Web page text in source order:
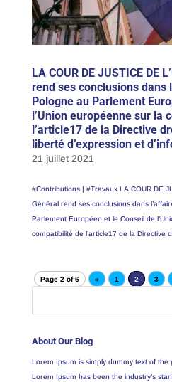
LA COUR DE JUSTICE DE
rend ses conclusions dans
Pologne au Parlement
l’Union européenne sur la
l’article17 de la Directive
liberté d’expression et
21 juillet 2021
#Contributions | #Travaux LA COUR DE
Général rend ses conclusions dans
Parlement Européen et le Conseil de
compatibilité de l’article17 de la Directive
Page 2 of 6 « 1 2 3
About Our Blog
Lorem Ipsum is simply dummy text of the
Lorem Ipsum has been the industry’s